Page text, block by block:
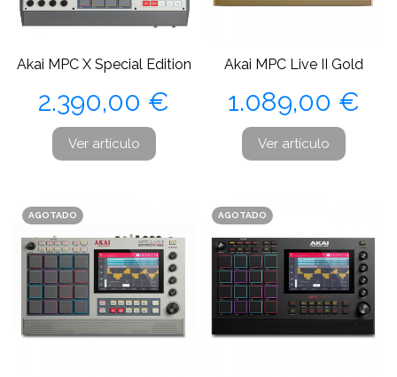
Akai MPC X Special Edition
Precio
2.390,00 €
Ver artículo
Akai MPC Live II Gold
Precio
1.089,00 €
Ver artículo
AGOTADO AGOTADO